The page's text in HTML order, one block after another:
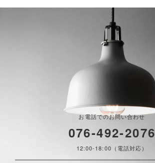
お電話でのお問い合わせ
076-492-2076
12:00-18:00（電話対応）